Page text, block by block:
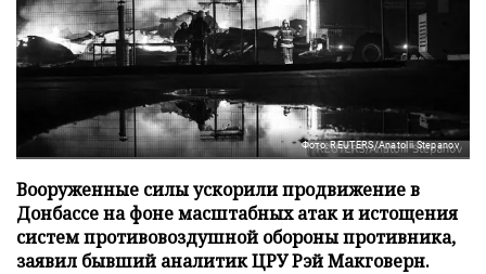
Фото: REUTERS/Anatolii Stepanov
Вооруженные силы ускорили продвижение в
Донбассе на фоне масштабных атак и истощения
систем противовоздушной обороны противника,
заявил бывший аналитик ЦРУ Рэй Макговерн.